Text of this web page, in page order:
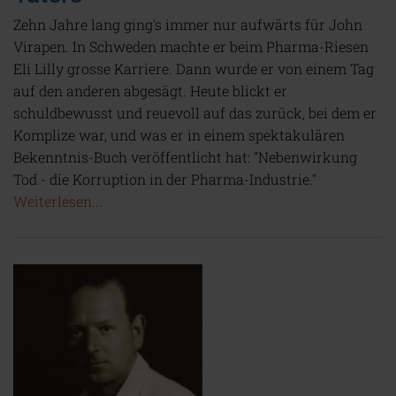
Zehn Jahre lang ging's immer nur aufwärts für John
Virapen. In Schweden machte er beim Pharma-Riesen
Eli Lilly grosse Karriere. Dann wurde er von einem Tag
auf den anderen abgesägt. Heute blickt er
schuldbewusst und reuevoll auf das zurück, bei dem er
Komplize war, und was er in einem spektakulären
Bekenntnis-Buch veröffentlicht hat: "Nebenwirkung
Tod - die Korruption in der Pharma-Industrie."
Weiterlesen...